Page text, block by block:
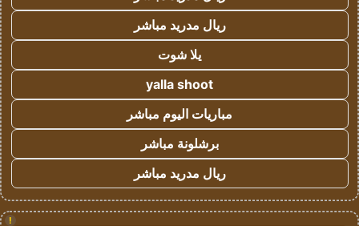
ريال مدريد مباشر
يلا شوت
yalla shoot
مباريات اليوم مباشر
برشلونة مباشر
ريال مدريد مباشر
!